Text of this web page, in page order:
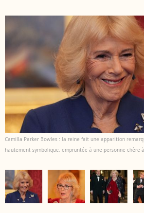
Camilla Parker Bowles : la reine fait une apparition
hautement symbolique, empruntée à une personne chère